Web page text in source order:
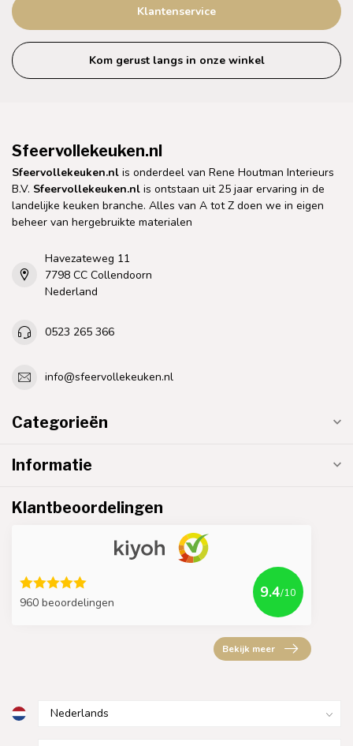
Klantenservice
Kom gerust langs in onze winkel
Sfeervollekeuken.nl
Sfeervollekeuken.nl is onderdeel van Rene Houtman Interieurs
B.V. Sfeervollekeuken.nl is ontstaan uit 25 jaar ervaring in de
landelijke keuken branche. Alles van A tot Z doen we in eigen
beheer van hergebruikte materialen
Havezateweg 11
7798 CC Collendoorn
Nederland
0523 265 366
info@sfeervollekeuken.nl
Categorieën
Informatie
Klantbeoordelingen
960 beoordelingen
9.4/10
Bekijk meer